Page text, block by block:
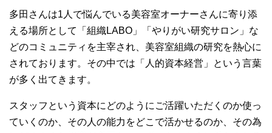
多田さんは1人で悩んでいる美容室オーナーさんに寄り添
える場所として「組織LABO」「やりがい研究サロン」な
どのコミュニティを主宰され、美容室組織の研究を熱心に
されております。その中では「人的資本経営」という言葉
が多く出てきます。
スタッフという資本にどのようにご活躍いただくのか使っ
ていくのか、その人の能力をどこで活かせるのか、その為